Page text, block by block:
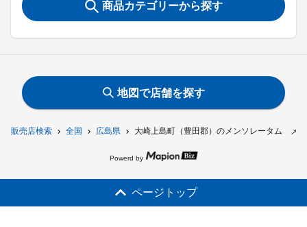
販売店検索 全国 広島県 大崎上島町（豊田郡）のメンソレータム メ
商品カテゴリーから探す
地図で店舗を探す
Powerd by
ページトップ